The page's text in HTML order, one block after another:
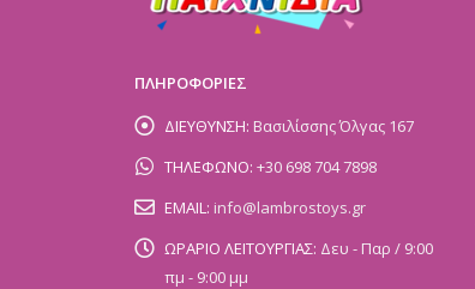
ΠΛΗΡΟΦΟΡΙΕΣ
ΔΙΕΥΘΥΝΣΗ: Βασιλίσσης Όλγας 167
ΤΗΛΕΦΩΝΟ: +30 698 704 7898
EMAIL: info@lambrostoys.gr
ΩΡΑΡΙΟ ΛΕΙΤΟΥΡΓΙΑΣ: Δευ - Παρ / 9:00
πμ - 9:00 μμ